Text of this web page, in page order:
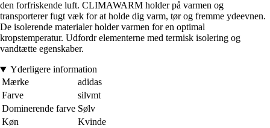
den forfriskende luft. CLIMAWARM holder på varmen og
transporterer fugt væk for at holde dig varm, tør og fremme ydeevnen.
De isolerende materialer holder varmen for en optimal
kropstemperatur. Udfordr elementerne med termisk isolering og
vandtætte egenskaber.
Yderligere information
Mærke
adidas
Farve
silvmt
Dominerende farve Sølv
Køn
Kvinde